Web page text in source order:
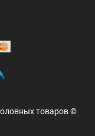
товаров ©